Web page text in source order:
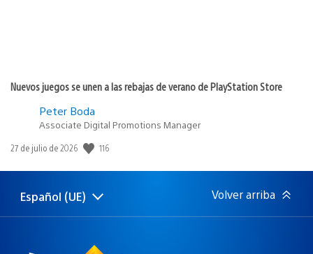
Nuevos juegos se unen a las rebajas de verano de PlayStation Store
Peter Boda
Associate Digital Promotions Manager
Fecha
publicación:
27 de julio de 2026 116
Selecciona
una
Región
actual:
Español (UE) Volver arriba